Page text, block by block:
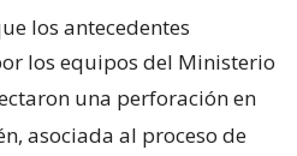
los antecedentes
los equipos del Ministerio
una perforación en
asociada al proceso de